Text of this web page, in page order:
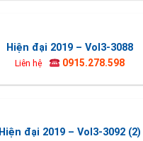
Hiện đại 2019 – Vol3-3088
Liên hệ 0915.278.598
Hiện đại 2019 – Vol3-3092 (2)